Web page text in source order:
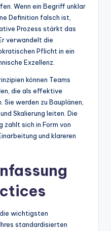
Wenn ein Begriff unklar
Definition falsch ist,
Prozess stärkt das
verwandelt die
Pflicht in ein
Exzellenz.
können Teams
die als effektive
Sie werden zu Bauplänen,
Skalierung leiten. Die
zahlt sich in Form von
und klareren
wichtigsten
standardisierten